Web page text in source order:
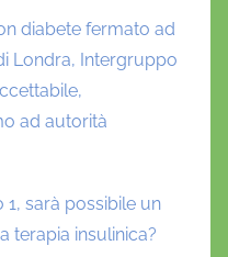
diabete fermato ad
Londra, Intergruppo
ad autorità
1, sarà possibile un
terapia insulinica?